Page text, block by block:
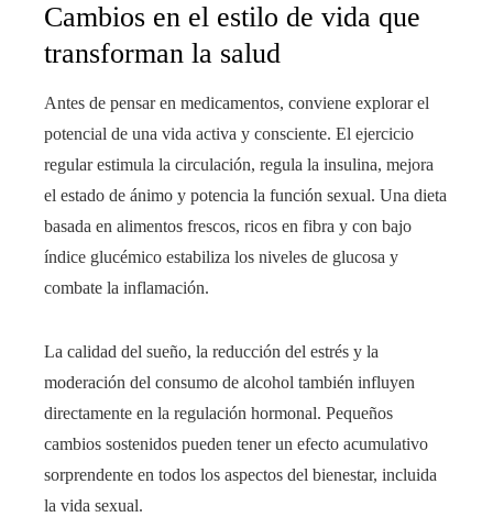
Cambios en el estilo de vida que
transforman la salud
Antes de pensar en medicamentos, conviene explorar el
potencial de una vida activa y consciente. El ejercicio
regular estimula la circulación, regula la insulina, mejora
el estado de ánimo y potencia la función sexual. Una dieta
basada en alimentos frescos, ricos en fibra y con bajo
índice glucémico estabiliza los niveles de glucosa y
combate la inflamación.
La calidad del sueño, la reducción del estrés y la
moderación del consumo de alcohol también influyen
directamente en la regulación hormonal. Pequeños
cambios sostenidos pueden tener un efecto acumulativo
sorprendente en todos los aspectos del bienestar, incluida
la vida sexual.